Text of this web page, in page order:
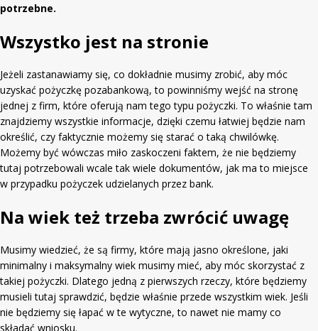
potrzebne.
Wszystko jest na stronie
Jeżeli zastanawiamy się, co dokładnie musimy zrobić, aby móc
uzyskać pożyczkę pozabankową, to powinniśmy wejść na stronę
jednej z firm, które oferują nam tego typu pożyczki. To właśnie tam
znajdziemy wszystkie informacje, dzięki czemu łatwiej będzie nam
określić, czy faktycznie możemy się starać o taką chwilówkę.
Możemy być wówczas miło zaskoczeni faktem, że nie będziemy
tutaj potrzebowali wcale tak wiele dokumentów, jak ma to miejsce
w przypadku pożyczek udzielanych przez bank.
Na wiek też trzeba zwrócić uwagę
Musimy wiedzieć, że są firmy, które mają jasno określone, jaki
minimalny i maksymalny wiek musimy mieć, aby móc skorzystać z
takiej pożyczki. Dlatego jedną z pierwszych rzeczy, które będziemy
musieli tutaj sprawdzić, będzie właśnie przede wszystkim wiek. Jeśli
nie będziemy się łapać w te wytyczne, to nawet nie mamy co
składać wniosku.